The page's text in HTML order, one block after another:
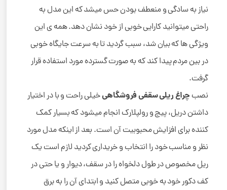
نیاز به سادگی و منعطف بودن حس میشد که این مدل به
راحتی میتوانید کارایی خوبی از خود نشان دهد. همه ی این
ویژگی ها که بیان شد، سبب گردید تا به سرعت جایگاه خوبی
در بین مردم پیدا کند که به صورت گسترده مورد استفاده قرار
گرفت.
نصبچراغ ریلی سقفی فروشگاهیخیلی راحت و با در اختیار
داشتن دریل، پیچ و رولپلارک انجام میشود که بسیار کمک
کننده برای افزایش محبوبیت آن است. بعد از اینکه مدل مورد
نظر و مناسب خود را انتخاب و خریداری کردید لازم است یک
ریل مخصوص در طول دلخواه را در سقف، دیوار و یا حتی در
کف دکور خود به خوبی متصل کنید و ابتدای آن را به برق